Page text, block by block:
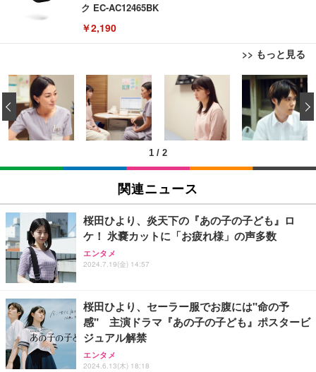
ク EC-AC12465BK
￥2,190
>> もっと見る
Bluetoothイヤホン ワイヤレスイヤホン IPX7防水
最大60時間再生 2026年最新Bluetooth6.0ブルートゥ
ースイヤホン 全音域HIFI音質低遅延接続瞬時 片耳/
両耳 WEB会議/運動/ゲーム/通学通勤/スポーツ/音楽
用iPhone/Android対応 (002 black)
￥999
Grithope イヤホン タイプC【2026新モデル 耐久
重低音 遅延なし
Lightning to 3.5mm イヤホンジャック 変換 MFi認
証 【ハイレゾ音質】 内蔵DAC 遅延なし 48ビット/9
6KHz 音量調節対応
【HIFI音質】iphone イヤホンジャック ライトニン
グ イヤホン 変換 MFI認証 4極 内蔵DAC 遅延なし 音
量調節/音楽
1 / 2
‹
関連ニュース
桜田ひより、炎天下の『あの子の子ども』ロ
ケ！ 氷嚢カットに「お疲れ様」の声多数
エンタメ
2024.7.19(金) 14:57
桜田ひより、セーラー服でお腹には"命の予
感" 主演ドラマ『あの子の子ども』ポスタービ
ジュアル解禁
エンタメ
2024.6.13(木) 18:18